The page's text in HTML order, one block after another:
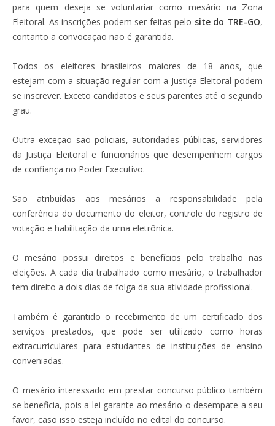
para quem deseja se voluntariar como mesário na Zona
Eleitoral. As inscrições podem ser feitas pelo site do TRE-GO,
contanto a convocação não é garantida.
Todos os eleitores brasileiros maiores de 18 anos, que
estejam com a situação regular com a Justiça Eleitoral podem
se inscrever. Exceto candidatos e seus parentes até o segundo
grau.
Outra exceção são policiais, autoridades públicas, servidores
da Justiça Eleitoral e funcionários que desempenhem cargos
de confiança no Poder Executivo.
São atribuídas aos mesários a responsabilidade pela
conferência do documento do eleitor, controle do registro de
votação e habilitação da urna eletrônica.
O mesário possui direitos e benefícios pelo trabalho nas
eleições. A cada dia trabalhado como mesário, o trabalhador
tem direito a dois dias de folga da sua atividade profissional.
Também é garantido o recebimento de um certificado dos
serviços prestados, que pode ser utilizado como horas
extracurriculares para estudantes de instituições de ensino
conveniadas.
O mesário interessado em prestar concurso público também
se beneficia, pois a lei garante ao mesário o desempate a seu
favor, caso isso esteja incluído no edital do concurso.